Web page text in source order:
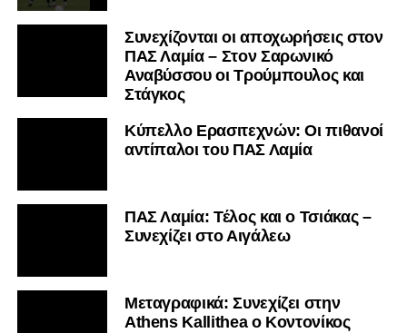
Συνεχίζονται οι αποχωρήσεις στον
ΠΑΣ Λαμία – Στον Σαρωνικό
Αναβύσσου οι Τρούμπουλος και
Στάγκος
Κύπελλο Ερασιτεχνών: Οι πιθανοί
αντίπαλοι του ΠΑΣ Λαμία
ΠΑΣ Λαμία: Τέλος και ο Τσιάκας –
Συνεχίζει στο Αιγάλεω
Mεταγραφικά: Συνεχίζει στην
Athens Kallithea ο Κοντονίκος